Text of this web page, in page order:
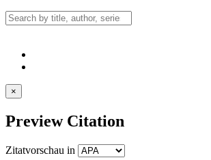
×
Preview Citation
Zitatvorschau in